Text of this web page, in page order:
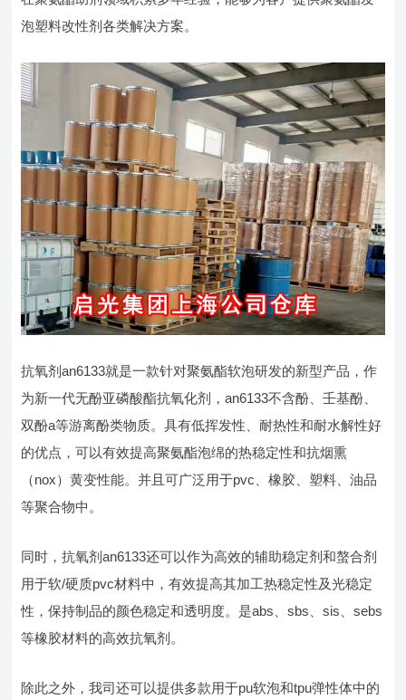
泡塑料改性剂各类解决方案。
抗氧剂an6133就是一款针对聚氨酯软泡研发的新型产品，作
为新一代无酚亚磷酸酯抗氧化剂，an6133不含酚、壬基酚、
双酚a等游离酚类物质。具有低挥发性、耐热性和耐水解性好
的优点，可以有效提高聚氨酯泡绵的热稳定性和抗烟熏
（nox）黄变性能。并且可广泛用于pvc、橡胶、塑料、油品
等聚合物中。
同时，抗氧剂an6133还可以作为高效的辅助稳定剂和螯合剂
用于软/硬质pvc材料中，有效提高其加工热稳定性及光稳定
性，保持制品的颜色稳定和透明度。是abs、sbs、sis、sebs
等橡胶材料的高效抗氧剂。
除此之外，我司还可以提供多款用于pu软泡和tpu弹性体中的